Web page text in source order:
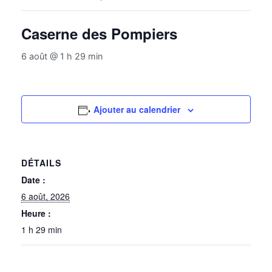
Caserne des Pompiers
6 août @ 1 h 29 min
Ajouter au calendrier
DÉTAILS
Date :
6 août, 2026
Heure :
1 h 29 min